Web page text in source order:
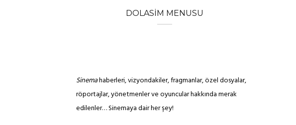
DOLASIM MENUSU
Sinemahaberleri, vizyondakiler, fragmanlar, özel dosyalar,
röportajlar, yönetmenler ve oyuncular hakkında merak
edilenler… Sinemaya dair her şey!